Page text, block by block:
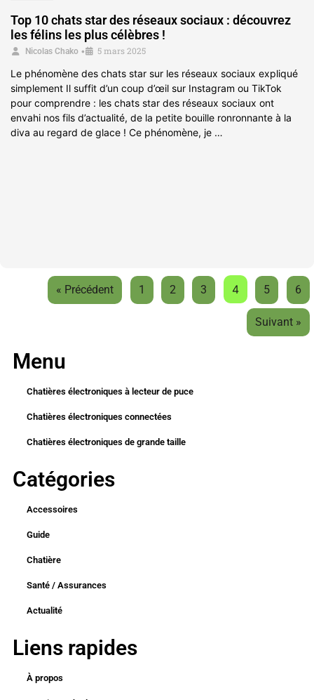
Top 10 chats star des réseaux sociaux : découvrez
les félins les plus célèbres !
Nicolas Chako • 5 mars 2025
Le phénomène des chats star sur les réseaux sociaux expliqué
simplement Il suffit d’un coup d’œil sur Instagram ou TikTok
pour comprendre : les chats star des réseaux sociaux ont
envahi nos fils d’actualité, de la petite bouille ronronnante à la
diva au regard de glace ! Ce phénomène, je …
« Précédent 1 2 3 4 5 6
Suivant »
Menu
Chatières électroniques à lecteur de puce
Chatières électroniques connectées
Chatières électroniques de grande taille
Catégories
Accessoires
Guide
Chatière
Santé / Assurances
Actualité
Liens rapides
À propos